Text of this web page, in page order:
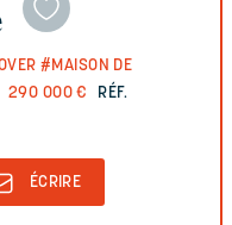
#MAISON DE
290 000 €
RÉF.
ÉCRIRE